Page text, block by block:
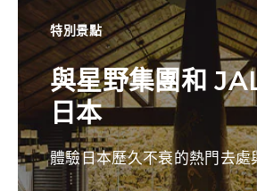
特別景點
與星野集團和
日本
體驗日本歷久不衰的熱門去處